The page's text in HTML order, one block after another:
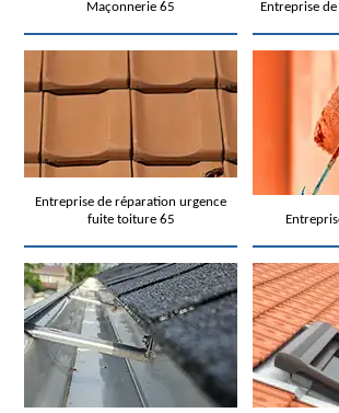
Maçonnerie 65 Entreprise
Entreprise de réparation urgence
fuite toiture 65